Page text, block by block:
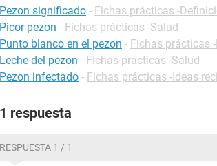
Pezon significado - Fichas prácticas -
Picor pezon - Fichas prácticas -Salud
Punto blanco en el pezon - Fichas prácticas
Leche del pezon - Fichas prácticas -Salud
Pezon infectado - Fichas prácticas -Ideas
1 respuesta
RESPUESTA 1 / 1